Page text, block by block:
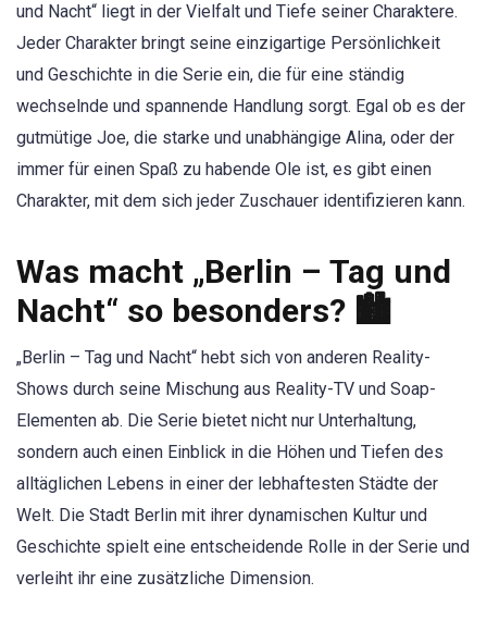
und Nacht“ liegt in der Vielfalt und Tiefe seiner Charaktere.
Jeder Charakter bringt seine einzigartige Persönlichkeit
und Geschichte in die Serie ein, die für eine ständig
wechselnde und spannende Handlung sorgt. Egal ob es der
gutmütige Joe, die starke und unabhängige Alina, oder der
immer für einen Spaß zu habende Ole ist, es gibt einen
Charakter, mit dem sich jeder Zuschauer identifizieren kann.
Was macht „Berlin – Tag und
Nacht“ so besonders? 🏙️
„Berlin – Tag und Nacht“ hebt sich von anderen Reality-
Shows durch seine Mischung aus Reality-TV und Soap-
Elementen ab. Die Serie bietet nicht nur Unterhaltung,
sondern auch einen Einblick in die Höhen und Tiefen des
alltäglichen Lebens in einer der lebhaftesten Städte der
Welt. Die Stadt Berlin mit ihrer dynamischen Kultur und
Geschichte spielt eine entscheidende Rolle in der Serie und
verleiht ihr eine zusätzliche Dimension.